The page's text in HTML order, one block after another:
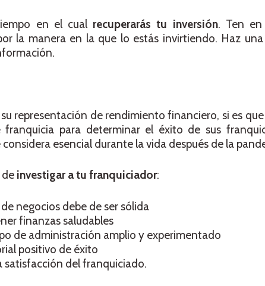
en el cual recuperarás tu inversión. Ten
la manera en la que lo estás invirtiendo. Haz
representación de rendimiento financiero, si es
franquicia para determinar el éxito de sus
esencial durante la vida después de la
investigar a tu franquiciador:
de negocios debe de ser sólida
finanzas saludables
de administración amplio y experimentado
positivo de éxito
satisfacción del franquiciado.